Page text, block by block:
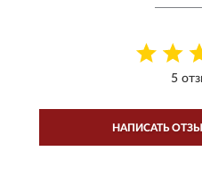
5
НАПИСАТЬ